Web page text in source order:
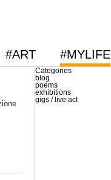
#ART #MYLIFE
Categories
blog
poems
exhibitions
gigs / live act